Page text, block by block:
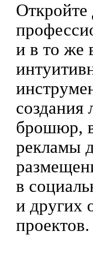
Откройте
и в то же
создания
брошюр,
рекламы
в
и других
проектов.